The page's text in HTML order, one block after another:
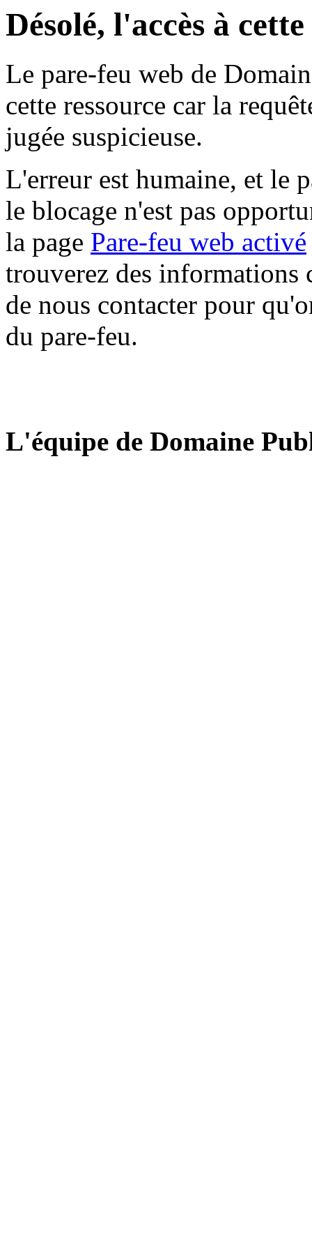
Désolé, l'accès à
Le pare-feu web de
cette ressource car la
jugée suspicieuse.
L'erreur est humaine, et le
le blocage n'est pas
la page Pare-feu web activé
trouverez des informations
de nous contacter pour
du pare-feu.
L'équipe de Domaine